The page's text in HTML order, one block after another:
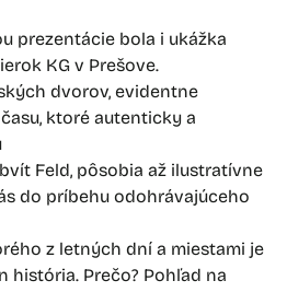
prezentácie bola i ukážka
KG v Prešove.
dvorov, evidentne
ktoré autenticky a
Feld, pôsobia až ilustratívne
do príbehu odohrávajúceho
z letných dní a miestami je
história. Prečo? Pohľad na